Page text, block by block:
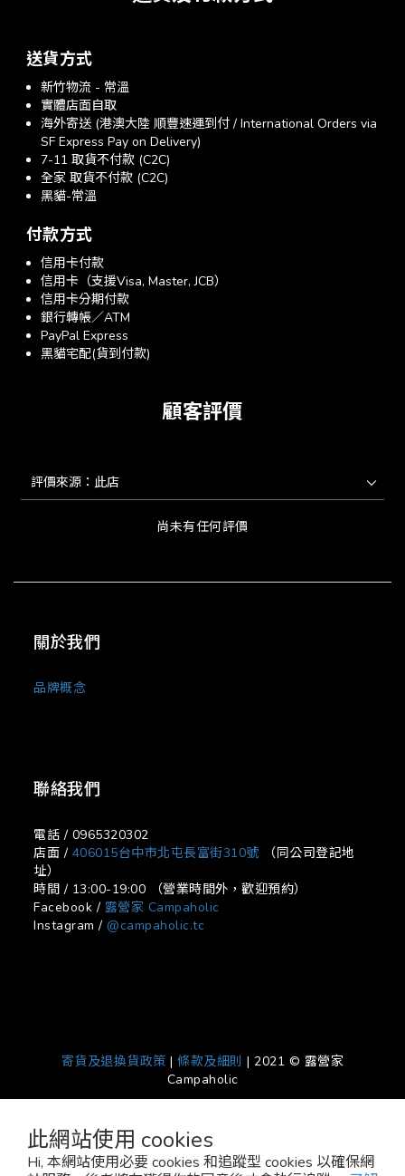
此網站使用 cookies
Hi, 本網站使用必要 cookies 和追蹤型 cookies 以確保網
送貨方式
新竹物流 - 常溫
實體店面自取
海外寄送 (港澳大陸 順豐速運到付 / International Orders via
SF Express Pay on Delivery)
7-11 取貨不付款 (C2C)
全家 取貨不付款 (C2C)
黑貓-常溫
付款方式
信用卡付款
信用卡（支援Visa, Master, JCB）
信用卡分期付款
銀行轉帳／ATM
PayPal Express
黑貓宅配(貨到付款)
顧客評價
尚未有任何評價
關於我們
品牌概念
聯絡我們
電話 / 0965320302
店面 / 406015台中市北屯長富街310號（同公司登記地
址）
時間 / 13:00-19:00 （營業時間外，歡迎預約）
Facebook / 露營家 Campaholic
Instagram / @campaholic.tc
寄貨及退換貨政策 |條款及細則 | 2021 © 露營家
Campaholic